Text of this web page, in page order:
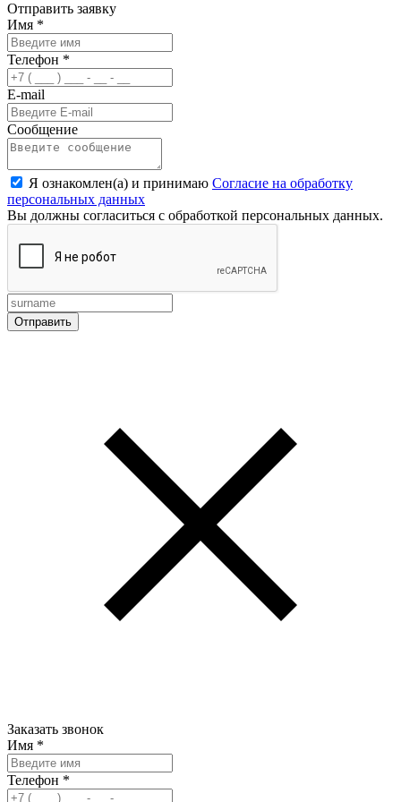
Отправить заявку
Имя *
Телефон *
E-mail
Сообщение
Я ознакомлен(а) и принимаю Согласие на обработку
персональных данных
Вы должны согласиться с обработкой персональных данных.
Заказать звонок
Имя *
Телефон *